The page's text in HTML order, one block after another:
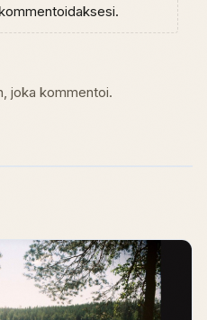
joka kommentoi.